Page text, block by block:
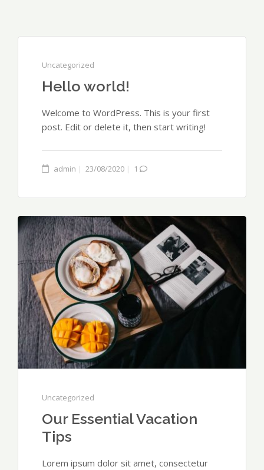
Uncategorized
Hello world!
Welcome to WordPress. This is your first
post. Edit or delete it, then start writing!
admin 23/08/2020 1
Uncategorized
Our Essential Vacation
Tips
Lorem ipsum dolor sit amet, consectetur